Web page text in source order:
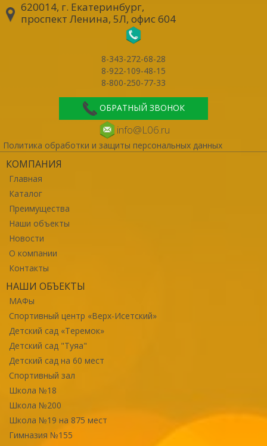
620014, г. Екатеринбург,
проспект Ленина, 5Л, офис 604
8-343-272-68-28
8-922-109-48-15
8-800-250-77-33
ОБРАТНЫЙ ЗВОНОК
info@L06.ru
Политика обработки и защиты персональных данных
КОМПАНИЯ
Главная
Каталог
Преимущества
Наши объекты
Новости
О компании
Контакты
НАШИ ОБЪЕКТЫ
МАФы
Спортивный центр «Верх-Исетский»
Детский сад «Теремок»
Детский сад "Туяа"
Детский сад на 60 мест
Спортивный зал
Школа №18
Школа №200
Школа №19 на 875 мест
Гимназия №155